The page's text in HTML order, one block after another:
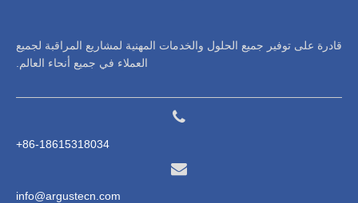
قادرة على توفير جميع الحلول والخدمات المهنية لمشاريع المراقبة لجميع
العملاء في جميع أنحاء العالم.
info@argustecn.com